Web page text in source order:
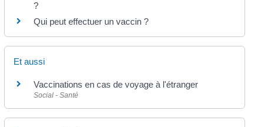
?
Qui peut effectuer un vaccin ?
Et aussi
Vaccinations en cas de voyage à l'étranger
Social - Santé